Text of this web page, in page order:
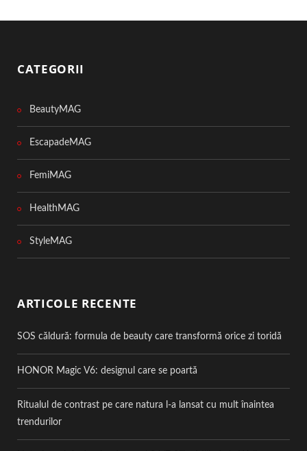
CATEGORII
BeautyMAG
EscapadeMAG
FemiMAG
HealthMAG
StyleMAG
ARTICOLE RECENTE
SOS căldură: formula de beauty care transformă orice zi toridă
HONOR Magic V6: designul care se poartă
Ritualul de contrast pe care natura l-a lansat cu mult înaintea
trendurilor